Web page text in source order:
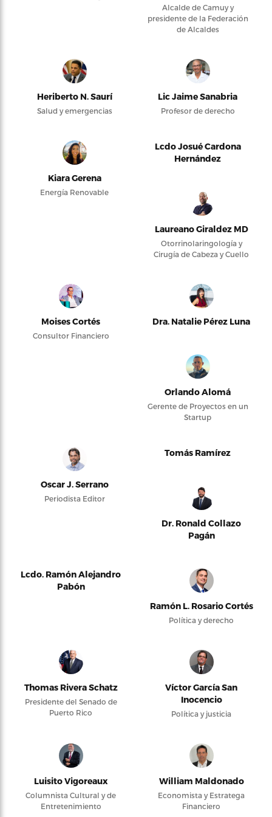
Alcalde de Camuy y
presidente de la Federación
de Alcaldes
Heriberto N. Saurí
Salud y emergencias
Lic Jaime Sanabria
Profesor de derecho
Kiara Gerena
Energía Renovable
Lcdo Josué Cardona
Hernández
Laureano Giraldez MD
Otorrinolaringología y
Cirugía de Cabeza y Cuello
Moises Cortés
Consultor Financiero
Dra. Natalie Pérez Luna
Orlando Alomá
Gerente de Proyectos en un
Startup
Oscar J. Serrano
Periodista Editor
Tomás Ramírez
Dr. Ronald Collazo
Pagán
Lcdo. Ramón Alejandro
Pabón
Ramón L. Rosario Cortés
Política y derecho
Thomas Rivera Schatz
Presidente del Senado de
Puerto Rico
Víctor García San
Inocencio
Política y justicia
Luisito Vigoreaux
Columnista Cultural y de
Entretenimiento
William Maldonado
Economista y Estratega
Financiero